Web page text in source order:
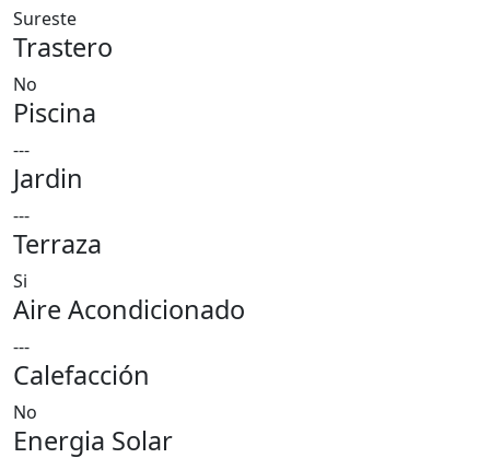
Sureste
Trastero
No
Piscina
---
Jardin
---
Terraza
Si
Aire Acondicionado
---
Calefacción
No
Energia Solar